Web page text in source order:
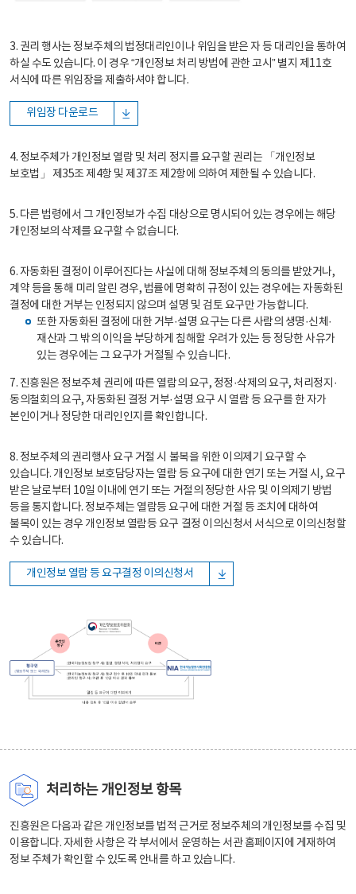
3. 권리 행사는 정보주체의 법정대리인이나 위임을 받은 자 등 대리인을 통하여
하실 수도 있습니다. 이 경우 “개인정보 처리 방법에 관한 고시” 별지 제11호
서식에 따른 위임장을 제출하셔야 합니다.
위임장 다운로드
4. 정보주체가 개인정보 열람 및 처리 정지를 요구할 권리는 「개인정보
보호법」 제35조 제4항 및 제37조 제2항에 의하여 제한될 수 있습니다.
5. 다른 법령에서 그 개인정보가 수집 대상으로 명시되어 있는 경우에는 해당
개인정보의 삭제를 요구할 수 없습니다.
6. 자동화된 결정이 이루어진다는 사실에 대해 정보주체의 동의를 받았거나,
계약 등을 통해 미리 알린 경우, 법률에 명확히 규정이 있는 경우에는 자동화된
결정에 대한 거부는 인정되지 않으며 설명 및 검토 요구만 가능합니다.
또한 자동화된 결정에 대한 거부·설명 요구는 다른 사람의 생명·신체·
재산과 그 밖의 이익을 부당하게 침해할 우려가 있는 등 정당한 사유가
있는 경우에는 그 요구가 거절될 수 있습니다.
7. 진흥원은 정보주체 권리에 따른 열람의 요구, 정정·삭제의 요구, 처리정지·
동의철회의 요구, 자동화된 결정 거부·설명 요구 시 열람 등 요구를 한 자가
본인이거나 정당한 대리인인지를 확인합니다.
8. 정보주체의 권리행사 요구 거절 시 불복을 위한 이의제기 요구할 수
있습니다. 개인정보 보호담당자는 열람 등 요구에 대한 연기 또는 거절 시, 요구
받은 날로부터 10일 이내에 연기 또는 거절의 정당한 사유 및 이의제기 방법
등을 통지합니다. 정보주체는 열람등 요구에 대한 거절 등 조치에 대하여
불복이 있는 경우 개인정보 열람등 요구 결정 이의신청서 서식으로 이의신청할
수 있습니다.
개인정보 열람 등 요구결정 이의신청서
처리하는 개인정보 항목
진흥원은 다음과 같은 개인정보를 법적 근거로 정보주체의 개인정보를 수집 및
이용합니다. 자세한 사항은 각 부서에서 운영하는 서관 홈페이지에 게재하여
정보 주체가 확인할 수 있도록 안내를 하고 있습니다.